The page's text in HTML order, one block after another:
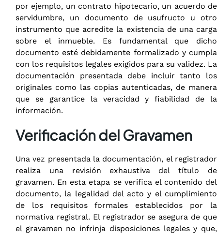
por ejemplo, un contrato hipotecario, un acuerdo de
servidumbre, un documento de usufructo u otro
instrumento que acredite la existencia de una carga
sobre el inmueble. Es fundamental que dicho
documento esté debidamente formalizado y cumpla
con los requisitos legales exigidos para su validez. La
documentación presentada debe incluir tanto los
originales como las copias autenticadas, de manera
que se garantice la veracidad y fiabilidad de la
información.
Verificación del Gravamen
Una vez presentada la documentación, el registrador
realiza una revisión exhaustiva del título de
gravamen. En esta etapa se verifica el contenido del
documento, la legalidad del acto y el cumplimiento
de los requisitos formales establecidos por la
normativa registral. El registrador se asegura de que
el gravamen no infrinja disposiciones legales y que,